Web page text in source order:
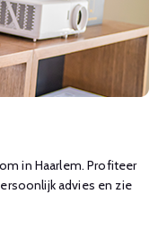
in Haarlem. Profiteer
advies en zie